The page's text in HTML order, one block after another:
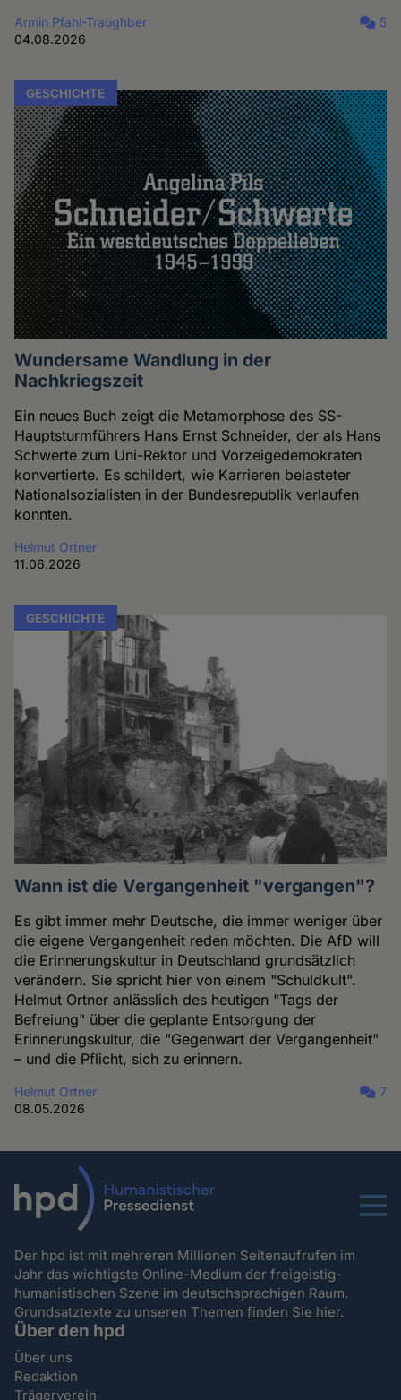
Armin Pfahl-Traughber
04.08.2026
5
GESCHICHTE
Wundersame Wandlung in der
Nachkriegszeit
Ein neues Buch zeigt die Metamorphose des SS-
Hauptsturmführers Hans Ernst Schneider, der als Hans
Schwerte zum Uni-Rektor und Vorzeigedemokraten
konvertierte. Es schildert, wie Karrieren belasteter
Nationalsozialisten in der Bundesrepublik verlaufen
konnten.
Helmut Ortner
11.06.2026
GESCHICHTE
Wann ist die Vergangenheit "vergangen"?
Es gibt immer mehr Deutsche, die immer weniger über
die eigene Vergangenheit reden möchten. Die AfD will
die Erinnerungskultur in Deutschland grundsätzlich
verändern. Sie spricht hier von einem "Schuldkult".
Helmut Ortner anlässlich des heutigen "Tags der
Befreiung" über die geplante Entsorgung der
Erinnerungskultur, die "Gegenwart der Vergangenheit"
– und die Pflicht, sich zu erinnern.
Helmut Ortner
08.05.2026
7
Menu
Der hpd ist mit mehreren Millionen Seitenaufrufen im
Jahr das wichtigste Online-Medium der freigeistig-
humanistischen Szene im deutschsprachigen Raum.
Grundsatztexte zu unseren Themenfinden Sie hier.
Über den hpd
Über uns
Redaktion
Trägerverein